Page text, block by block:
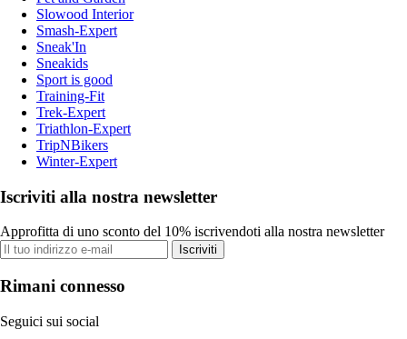
Slowood Interior
Smash-Expert
Sneak'In
Sneakids
Sport is good
Training-Fit
Trek-Expert
Triathlon-Expert
TripNBikers
Winter-Expert
Iscriviti alla nostra newsletter
Approfitta di uno sconto del 10% iscrivendoti alla nostra newsletter
Iscriviti
Rimani connesso
Seguici sui social